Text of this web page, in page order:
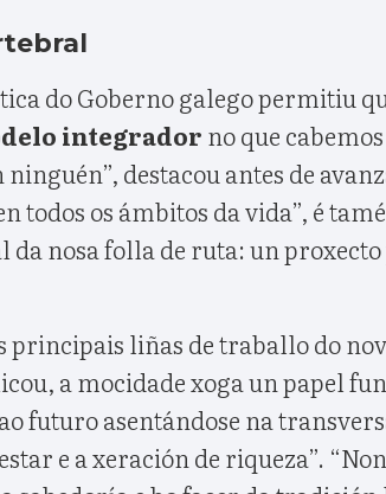
do Goberno galego permitiu
integrador no que
destacou antes de
todos os ámbitos da vida”, é
nosa folla de ruta: un proxecto
principais liñas de traballo do
a mocidade xoga un papel
futuro asentándose na
e a xeración de riqueza”.